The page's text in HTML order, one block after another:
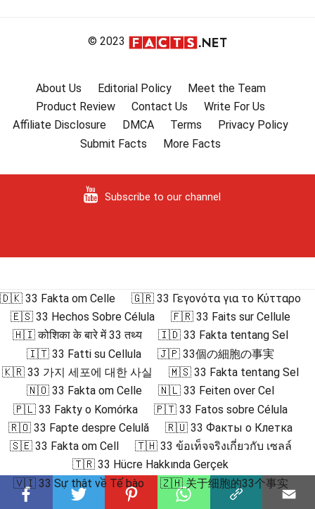
© 2023
About Us Editorial Policy
Meet the Team
Product Review
Contact Us
Write For Us
Affiliate Disclosure
DMCA Terms
Privacy Policy
Submit Facts
More Facts
Subscribe to our channel
🇩🇰 33 Fakta om Celle
🇬🇷 33 Γεγονότα για το Κύτταρο
🇪🇸 33 Hechos Sobre Célula
🇫🇷 33 Faits sur Cellule
🇭🇮 कोशिका के बारे में 33 तथ्य
🇮🇩 33 Fakta tentang Sel
🇮🇹 33 Fatti su Cellula
🇯🇵 33個の細胞の事実
🇰🇷 33 가지 세포에 대한 사실
🇲🇸 33 Fakta tentang Sel
🇳🇴 33 Fakta om Celle
🇳🇱 33 Feiten over Cel
🇵🇱 33 Fakty o Komórka
🇵🇹 33 Fatos sobre Célula
🇷🇴 33 Fapte despre Celulă
🇷🇺 33 Факты о Клетка
🇸🇪 33 Fakta om Cell
🇹🇭 33 ข้อเท็จจริงเกี่ยวกับ เซลล์
🇹🇷 33 Hücre Hakkında Gerçek
🇻🇮 33 Sự thật về Tế bào
🇿🇭 关于细胞的33个事实